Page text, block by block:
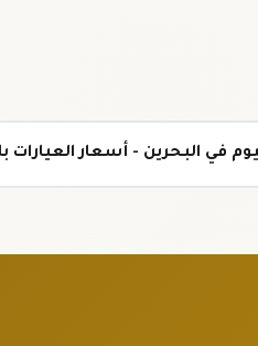
في البحرين - أسعار العيارات